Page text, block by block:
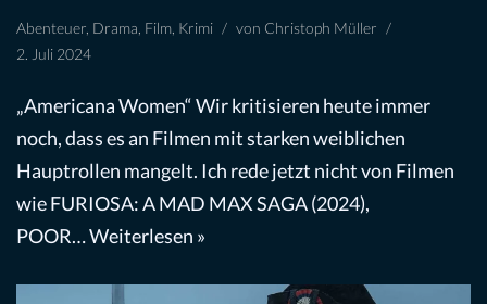
Abenteuer Drama Film Krimi von Christoph Müller
2. Juli 2024
„Americana Women“ Wir kritisieren heute immer
noch, dass es an Filmen mit starken weiblichen
Hauptrollen mangelt. Ich rede jetzt nicht von Filmen
wie FURIOSA: A MAD MAX SAGA (2024),
POOR…Weiterlesen »